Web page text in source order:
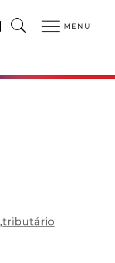
MENU
,tributário